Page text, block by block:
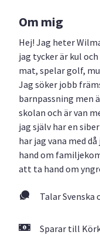
Om mig
Hej! Jag heter
jag tycker är kul
mat, spelar golf,
Jag söker jobb
barnpassning men
skolan och är van
jag själv har en
har jag vana med
hand om
att ta hand om
Talar Svenska
Sparar till